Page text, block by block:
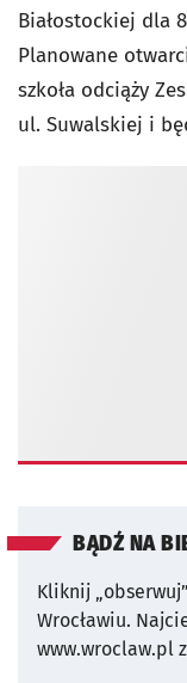
Białostockiej dla
Planowane
szkoła odciąży
ul. Suwalskiej i
BĄDŹ NA
Kliknij
Wrocławiu.
www.wroclaw.pl